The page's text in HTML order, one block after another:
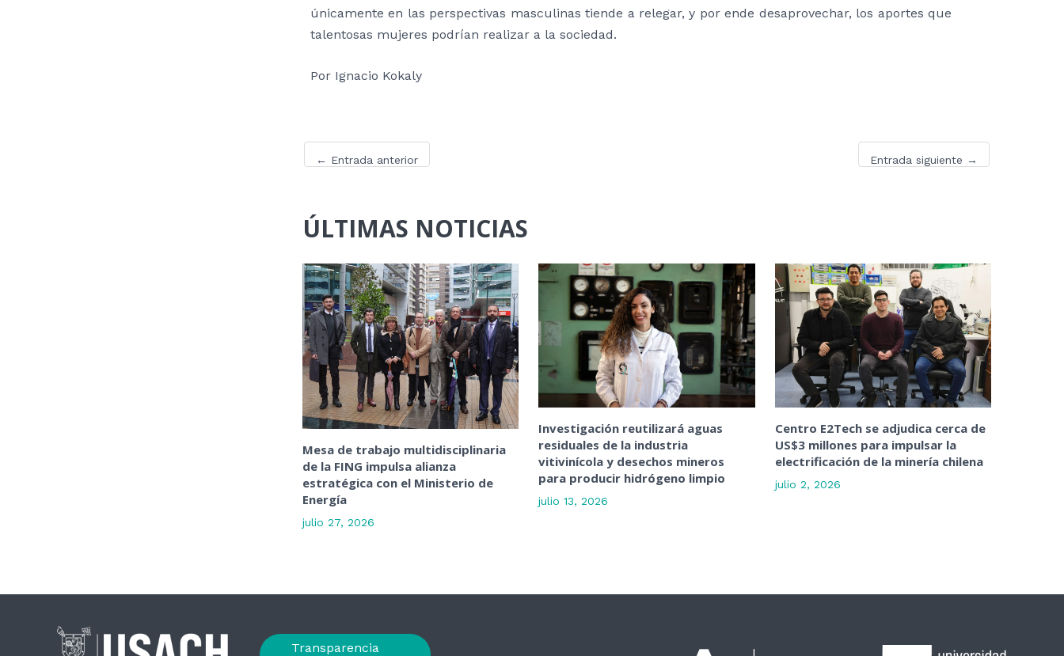
únicamente en las perspectivas masculinas tiende a relegar, y por ende desaprovechar, los aportes que
talentosas mujeres podrían realizar a la sociedad.
Por Ignacio Kokaly
← Entrada anterior Entrada siguiente →
ÚLTIMAS NOTICIAS
Mesa de trabajo multidisciplinaria
de la FING impulsa alianza
estratégica con el Ministerio de
Energía
julio 27, 2026
Investigación reutilizará aguas
residuales de la industria
vitivinícola y desechos mineros
para producir hidrógeno limpio
julio 13, 2026
Centro E2Tech se adjudica cerca de
US$3 millones para impulsar la
electrificación de la minería chilena
julio 2, 2026
Transparencia